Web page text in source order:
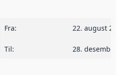
Fra: 22. august 2016
Til: 28. desember